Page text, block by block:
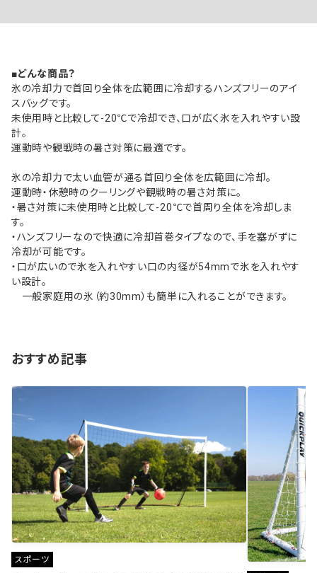
■どんな商品？
氷の冷却力で首回り全体を広範囲に冷却するハンズフリーのアイ
スバッグです。
未使用時と比較して-20℃で冷却でき、口が広く氷を入れやすい設
計。
運動時や観戦時の暑さ対策に最適です。
氷の冷却力で太い血管が通る首回り全体を広範囲に冷却。
運動時・休憩時のクーリングや観戦時の暑さ対策に。
・暑さ対策に未使用時と比較して-20℃で首周り全体を冷却しま
す。
・ハンズフリーなので快適に冷却首巻タイプなので、手を塞がずに
冷却が可能です。
・口が広いので氷を入れやすい口の内径が54mmで氷を入れやす
い設計。
一般家庭用の氷（約30mm）も簡単に入れることができます。
おすすめ記事
スポーツ